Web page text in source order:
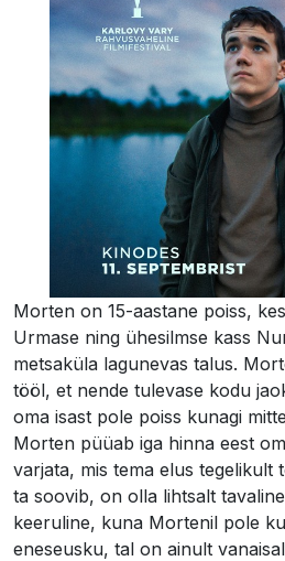
Morten on 15-aastane poiss,
Urmase ning ühesilmse kass
metsaküla lagunevas talus.
tööl, et nende tulevase kodu
oma isast pole poiss kunagi
Morten püüab iga hinna eest
varjata, mis tema elus tegelikult
ta soovib, on olla lihtsalt
keeruline, kuna Mortenil pole
eneseusku, tal on ainult